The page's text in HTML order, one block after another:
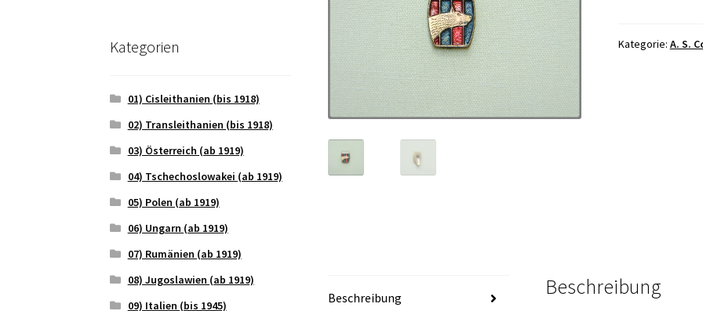
Kategorie: A. S.
Beschreibung Beschreibung
Kategorien
01) Cisleithanien (bis 1918)
02) Transleithanien (bis 1918)
03) Österreich (ab 1919)
04) Tschechoslowakei (ab 1919)
05) Polen (ab 1919)
06) Ungarn (ab 1919)
07) Rumänien (ab 1919)
08) Jugoslawien (ab 1919)
09) Italien (bis 1945)